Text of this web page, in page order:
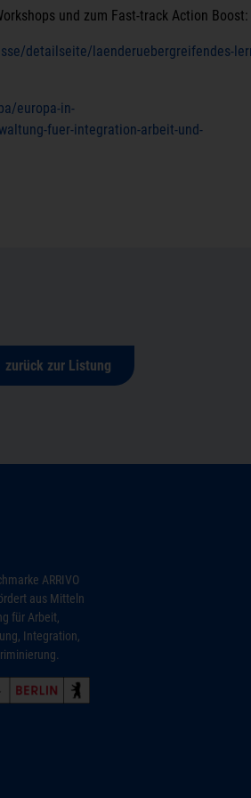
und zum Fast-track Action Boost:
detailseite/laenderuebergreifendes-
europa-in-
fuer-integration-arbeit-und-
zurück zur Listung
ARRIVO
aus Mitteln
für Arbeit,
Integration,